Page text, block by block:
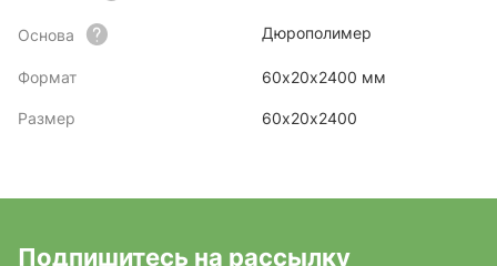
Основа Дюрополимер
Формат 60х20х2400 мм
Размер 60х20х2400
Подпишитесь на рассылку